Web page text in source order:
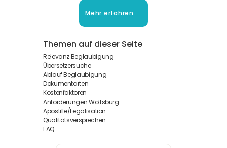
Mehr erfahren
Themen auf dieser Seite
Relevanz Beglaubigung
Übersetzersuche
Ablauf Beglaubigung
Dokumentarten
Kostenfaktoren
Anforderungen Wolfsburg
Apostille/Legalisation
Qualitätsversprechen
FAQ